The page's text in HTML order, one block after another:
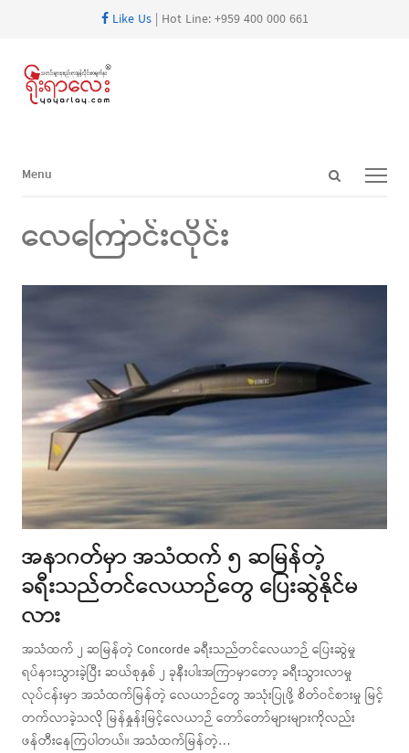
Like Us| Hot Line: +959 400 000 661
Open
Menu
Menu
လေကြောင်းလိုင်း
အနာဂတ်မှာ အသံထက် ၅ ဆမြန်တဲ့
ခရီးသည်တင်လေယာဉ်တွေ ပြေးဆွဲနိုင်မ
လား
အသံထက် ၂ ဆမြန်တဲ့ Concorde ခရီးသည်တင်လေယာဉ် ပြေးဆွဲမှု
ရပ်နားသွားခဲ့ပြီး ဆယ်စုနှစ် ၂ ခုနီးပါးအကြာမှာတော့ ခရီးသွားလာမှု
လုပ်ငန်းမှာ အသံထက်မြန်တဲ့ လေယာဉ်တွေ အသုံးပြုဖို့ စိတ်ဝင်စားမှု မြင့်
တက်လာခဲ့သလို မြန်နှုန်းမြင့်လေယာဉ် တော်တော်များများကိုလည်း
ဖန်တီးနေကြပါတယ်။ အသံထက်မြန်တဲ့…